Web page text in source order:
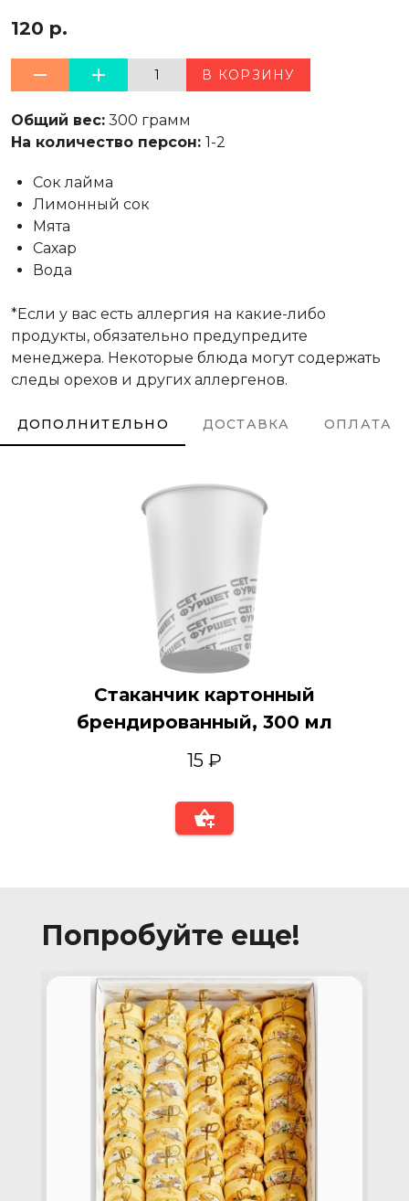
120 р.
1 В КОРЗИНУ
Общий вес: 300 грамм
На количество персон: 1-2
Сок лайма
Лимонный сок
Мята
Сахар
Вода
*Если у вас есть аллергия на какие-либо
продукты, обязательно предупредите
менеджера. Некоторые блюда могут содержать
следы орехов и других аллергенов.
ДОПОЛНИТЕЛЬНО ДОСТАВКА ОПЛАТА
Стаканчик картонный
брендированный, 300 мл
15 ₽
Попробуйте еще!